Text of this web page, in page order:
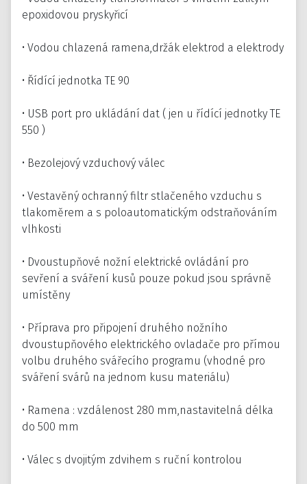
epoxidovou pryskyřicí
• Vodou chlazená ramena,držák elektrod a elektrody
• Řídící jednotka TE 90
• USB port pro ukládání dat ( jen u řídící jednotky TE
550 )
• Bezolejový vzduchový válec
• Vestavěný ochranný filtr stlačeného vzduchu s
tlakoměrem a s poloautomatickým odstraňováním
vlhkosti
• Dvoustupňové nožní elektrické ovládání pro
sevření a sváření kusů pouze pokud jsou správně
umístěny
• Příprava pro připojení druhého nožního
dvoustupňového elektrického ovladače pro přímou
volbu druhého svářecího programu (vhodné pro
sváření svárů na jednom kusu materiálu)
• Ramena : vzdálenost 280 mm,nastavitelná délka
do 500 mm
• Válec s dvojitým zdvihem s ruční kontrolou